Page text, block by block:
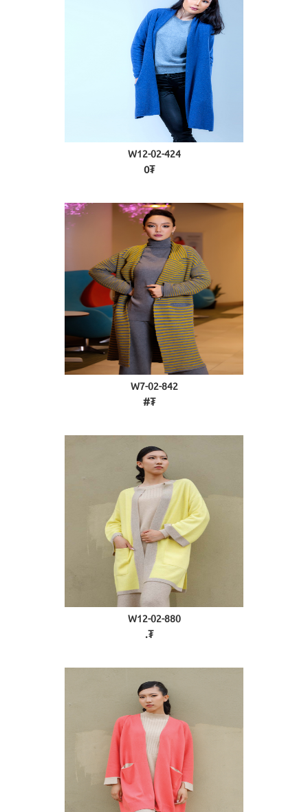
W12-02-424
0₮
W7-02-842
#₮
W12-02-880
.₮